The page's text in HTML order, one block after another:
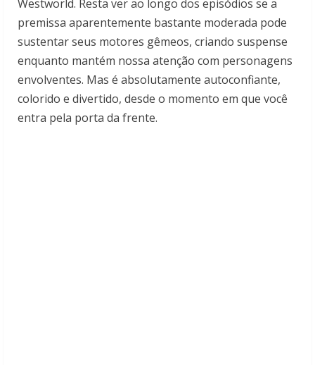
Westworld. Resta ver ao longo dos episódios se a
premissa aparentemente bastante moderada pode
sustentar seus motores gêmeos, criando suspense
enquanto mantém nossa atenção com personagens
envolventes. Mas é absolutamente autoconfiante,
colorido e divertido, desde o momento em que você
entra pela porta da frente.